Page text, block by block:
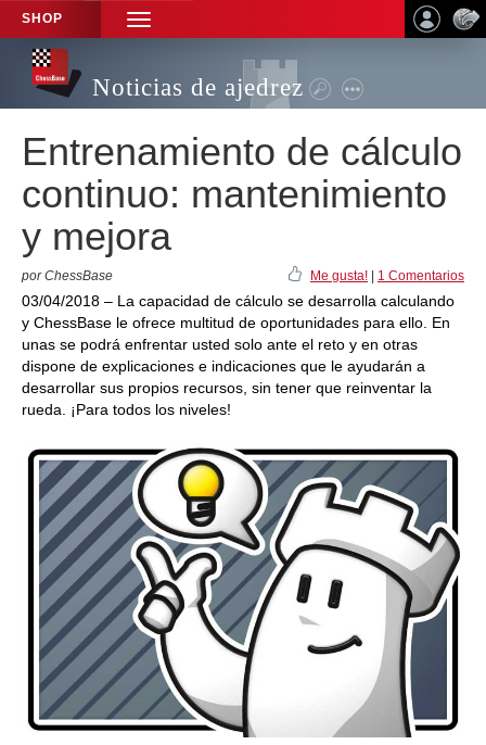
SHOP
TOGGLE
NAVIGATION
Noticias de ajedrez
Entrenamiento de cálculo
continuo: mantenimiento
y mejora
por ChessBase Me gusta! 1 Comentarios
03/04/2018 – La capacidad de cálculo se desarrolla calculando
y ChessBase le ofrece multitud de oportunidades para ello. En
unas se podrá enfrentar usted solo ante el reto y en otras
dispone de explicaciones e indicaciones que le ayudarán a
desarrollar sus propios recursos, sin tener que reinventar la
rueda. ¡Para todos los niveles!